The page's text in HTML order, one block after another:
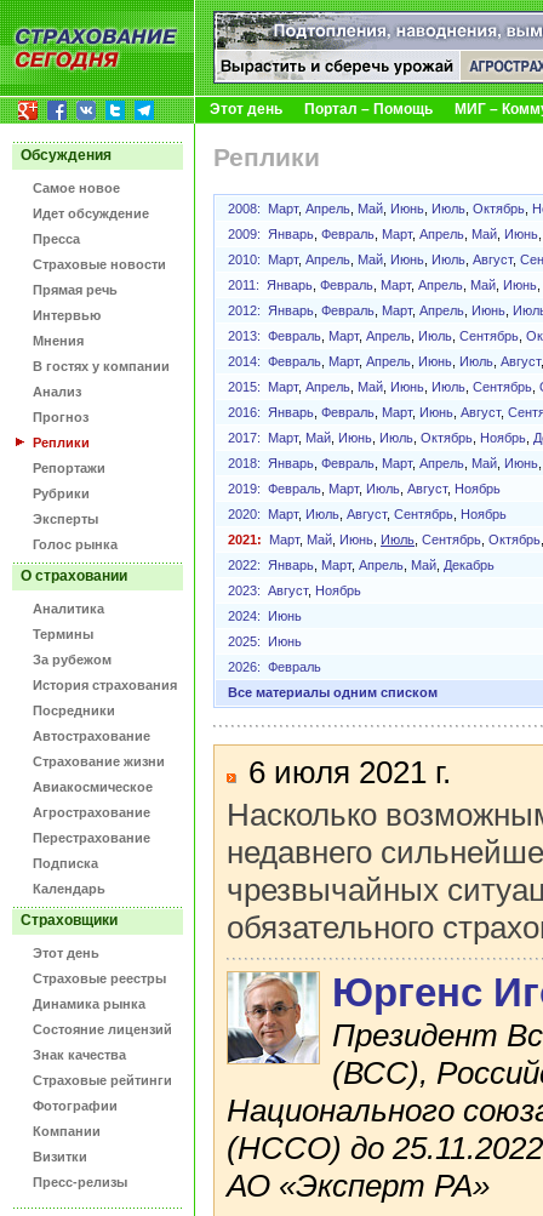
Этот день Портал – Помощь МИГ –
Обсуждения
Самое новое
Идет обсуждение
Пресса
Страховые новости
Прямая речь
Интервью
Мнения
В гостях у компании
Анализ
Прогноз
Реплики
Репортажи
Рубрики
Эксперты
Голос рынка
О страховании
Аналитика
Термины
За рубежом
История страхования
Посредники
Автострахование
Страхование жизни
Авиакосмическое
Агрострахование
Перестрахование
Подписка
Календарь
Страховщики
Этот день
Страховые реестры
Динамика рынка
Состояние лицензий
Знак качества
Страховые рейтинги
Фотографии
Компании
Визитки
Пресс-релизы
Реплики
2008: Март, Апрель Май Июнь Июль Октябрь
2009:
Январь Февраль Март, Апрель Май Июнь
2010:
Март, Апрель Май Июнь Июль Август,
2011:
Январь Февраль Март, Апрель Май Июнь
2012:
Январь Февраль Март, Апрель Июнь
2013: Февраль Март, Апрель Июль Сентябрь
2014: Февраль Март, Апрель Июнь Июль Август
2015:
Март, Апрель Май Июнь Июль Сентябрь
2016:
Январь Февраль Март, Июнь Август,
2017:
Март, Май Июнь Июль Октябрь Ноябрь
2018:
Январь Февраль Март, Апрель Май Июнь
2019: Февраль Март, Июль Август, Ноябрь
2020:
Март, Июль Август, Сентябрь
Ноябрь
2021:
Март, Май Июнь Июль Сентябрь Октябрь
2022:
Январь Март, Апрель Май Декабрь
2023: Август, Ноябрь
2024:
Июнь
2025:
Июнь
2026: Февраль
Все материалы одним списком
6 июля 2021 г.
Насколько
недавнего
чрезвычайных
обязательного
Юргенс
Президент
(ВСС),
Национального
(НССО) до
АО «Эксперт РА»